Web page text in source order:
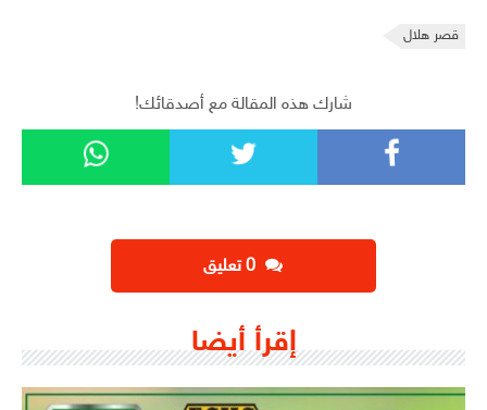
قصر هلال
شارك هذه المقالة مع أصدقائك!
إقرأ أيضا